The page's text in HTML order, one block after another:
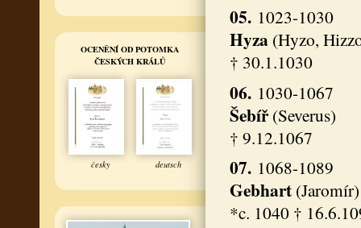
OCENĚNÍ OD POTOMKA
ČESKÝCH KRÁLŮ
česky deutsch
05.1023-1030
Hyza(Hyzo,
† 30.1.1030
06.1030-1067
Šebíř(Severus)
† 9.12.1067
07.1068-1089
Gebhart
*c. 1040 †